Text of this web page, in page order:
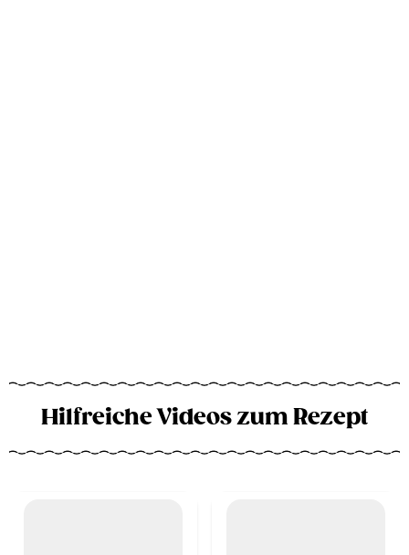
Hilfreiche Videos zum Rezept